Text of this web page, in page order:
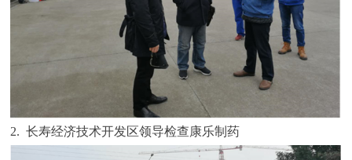
2. 长寿经济技术开发区领导检查康乐制药